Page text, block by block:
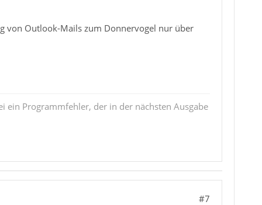
von Outlook-Mails zum Donnervogel nur über
ein Programmfehler, der in der nächsten Ausgabe
#7